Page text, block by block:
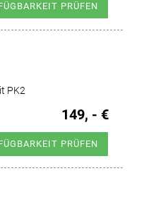
PRÜFEN
PK2
149, - €
PRÜFEN